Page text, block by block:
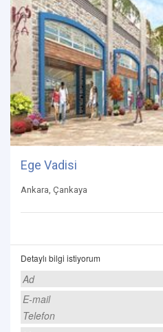
Ege Vadisi
Ankara, Çankaya
Detaylı bilgi istiyorum